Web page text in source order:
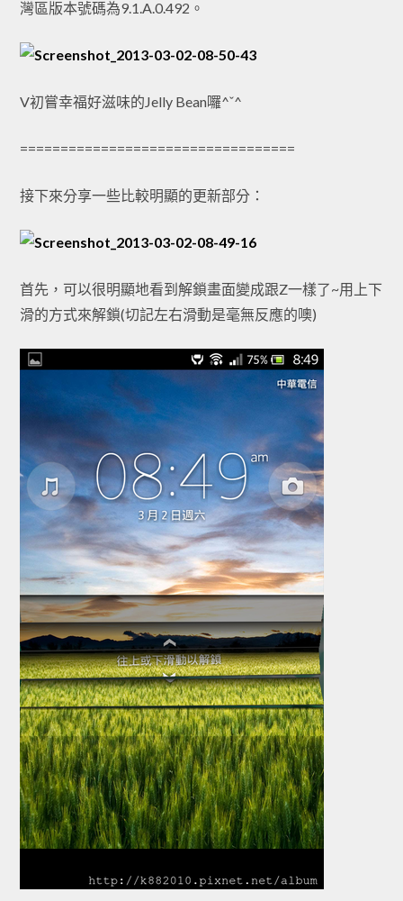
灣區版本號碼為9.1.A.0.492。
V初嘗幸福好滋味的Jelly Bean囉^ˇ^
==================================
接下來分享一些比較明顯的更新部分：
首先，可以很明顯地看到解鎖畫面變成跟Z一樣了~用上下
滑的方式來解鎖(切記左右滑動是毫無反應的噢)